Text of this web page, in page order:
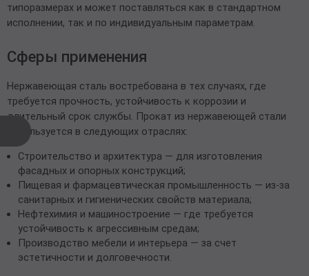
типоразмерах и может поставляться как в стандартном
исполнении, так и по индивидуальным параметрам.
Сферы применения
Нержавеющая сталь востребована в тех случаях, где
требуется прочность, устойчивость к коррозии и
длительный срок службы. Прокат из нержавеющей стали
используется в следующих отраслях:
Строительство и архитектура — для изготовления
фасадных и опорных конструкций;
Пищевая и фармацевтическая промышленность — из-за
санитарных и гигиенических свойств материала;
Нефтехимия и машиностроение — где требуется
устойчивость к агрессивным средам;
Производство мебели и интерьера — за счет
эстетичности и долговечности.